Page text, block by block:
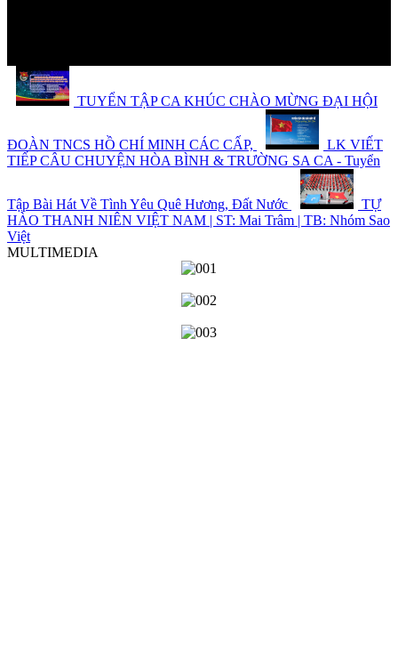
TUYỂN TẬP CA KHÚC CHÀO MỪNG ĐẠI HỘI
ĐOÀN TNCS HỒ CHÍ MINH CÁC CẤP,
LK VIẾT
TIẾP CÂU CHUYỆN HÒA BÌNH & TRƯỜNG SA CA - Tuyển
Tập Bài Hát Về Tình Yêu Quê Hương, Đất Nước
TỰ
HÀO THANH NIÊN VIỆT NAM | ST: Mai Trâm | TB: Nhóm Sao
Việt
MULTIMEDIA